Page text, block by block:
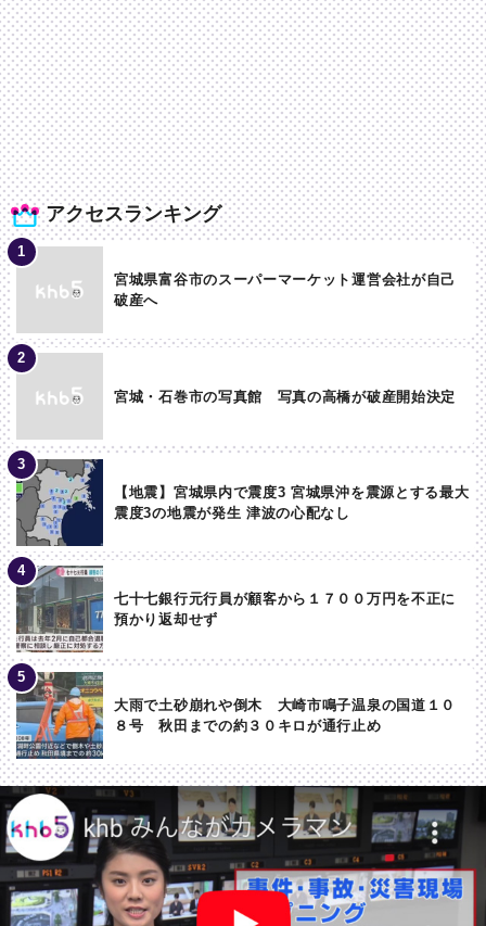
アクセスランキング
宮城県富谷市のスーパーマーケット運営会社が自己
破産へ
宮城・石巻市の写真館 写真の高橋が破産開始決定
【地震】宮城県内で震度3 宮城県沖を震源とする最大
震度3の地震が発生 津波の心配なし
七十七銀行元行員が顧客から１７００万円を不正に
預かり返却せず
大雨で土砂崩れや倒木 大崎市鳴子温泉の国道１０
８号 秋田までの約３０キロが通行止め